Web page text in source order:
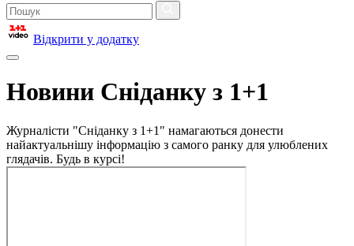
Відкрити у додатку
Новини Сніданку з 1+1
Журналісти "Сніданку з 1+1" намагаються донести
найактуальнішу інформацію з самого ранку для улюблених
глядачів. Будь в курсі!